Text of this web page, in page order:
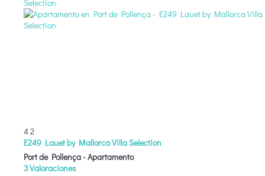
42
E249 Lauet by Mallorca Villa Selection
Port de Pollença -Apartamento
3 Valoraciones